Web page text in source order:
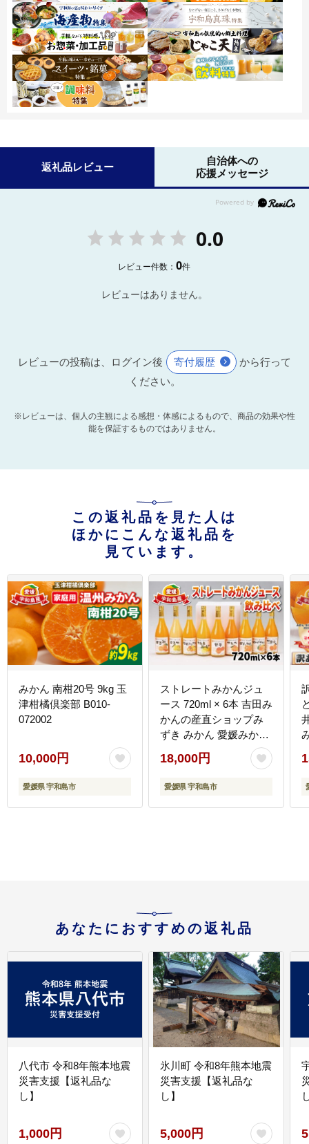
返礼品レビュー
自治体への
応援メッセージ
0.0
レビュー件数：0件
レビューはありません。
レビューの投稿は、ログイン後 寄付履歴
から行って
ください。
※レビューは、個人の主観による感想・体感によるもので、商品の効果や性
能を保証するものではありません。
この返礼品を見た人は
ほかにこんな返礼品を
見ています。
みかん 南柑20号 9kg 玉
津柑橘倶楽部 B010-
072002
10,000円
愛媛県 宇和島市
ストレートみかんジュ
ース 720ml × 6本 吉田み
かんの産直ショップみ
ずき みかん 愛媛みかん
愛媛蜜柑 ストレートジ
ュース みかんジュース
ジュース 蜜柑ジュース
果汁 飲料 柑橘 100%ジ
18,000円
愛媛県 宇和島市
あなたにおすすめの返礼品
八代市 令和8年熊本地震
災害支援【返礼品な
し】
1,000円
氷川町 令和8年熊本地震
災害支援【返礼品な
し】
5,000円